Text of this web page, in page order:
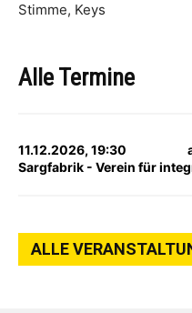
Stimme, Keys
Alle Termine
11.12.2026, 19:30
Sargfabrik - Verein für
ALLE